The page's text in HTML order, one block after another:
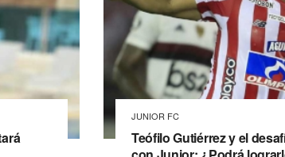
JUNIOR FC
Teófilo Gutiérrez y el